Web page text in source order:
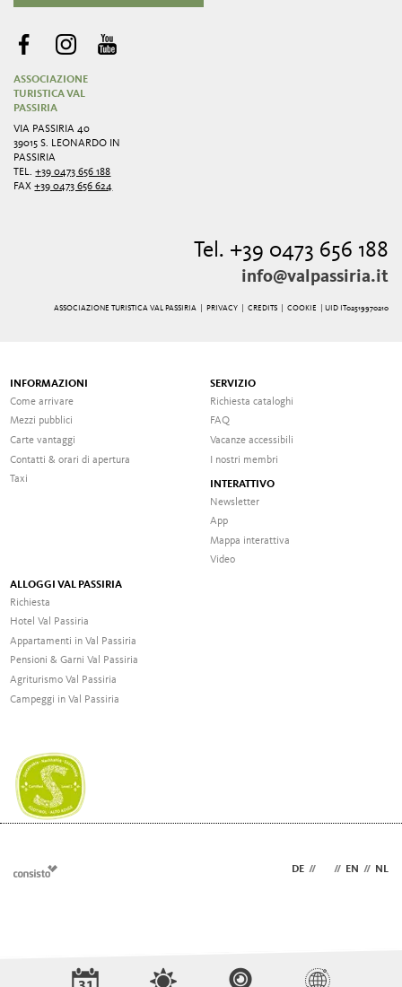
ASSOCIAZIONE
TURISTICA VAL
PASSIRIA
VIA PASSIRIA 40
39015 S. LEONARDO IN
PASSIRIA
TEL.+39 0473 656 188
FAX+39 0473 656 624
Tel. +39 0473 656 188
info@valpassiria.it
ASSOCIAZIONE TURISTICA VAL PASSIRIA | PRIVACY| CREDITS| COOKIE | UID IT02519970210
INFORMAZIONI
Come arrivare
Mezzi pubblici
Carte vantaggi
Contatti & orari di apertura
Taxi
SERVIZIO
Richiesta cataloghi
FAQ
Vacanze accessibili
I nostri membri
INTERATTIVO
Newsletter
App
Mappa interattiva
Video
ALLOGGI VAL PASSIRIA
Richiesta
Hotel Val Passiria
Appartamenti in Val Passiria
Pensioni & Garni Val Passiria
Agriturismo Val Passiria
Campeggi in Val Passiria
DE // // EN // NL